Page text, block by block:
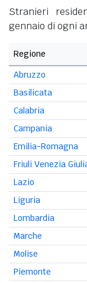
Stranieri
gennaio di ogni
Regione
Abruzzo
Basilicata
Calabria
Campania
Emilia-Romagna
Friuli Venezia
Lazio
Liguria
Lombardia
Marche
Molise
Piemonte